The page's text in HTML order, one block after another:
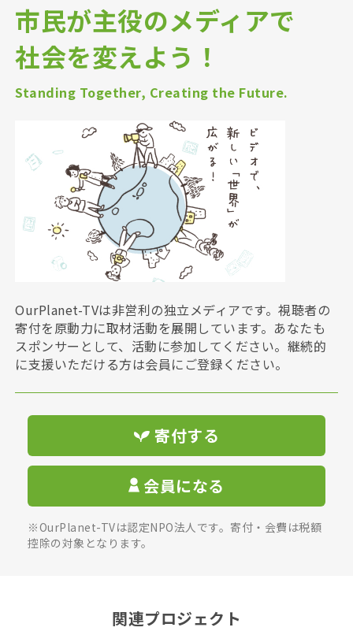
市民が主役のメディアで
社会を変えよう！
Standing Together, Creating the Future.
OurPlanet-TVは非営利の独立メディアです。視聴者の
寄付を原動力に取材活動を展開しています。あなたも
スポンサーとして、活動に参加してください。継続的
に支援いただける方は会員にご登録ください。
寄付する
会員になる
※OurPlanet-TVは認定NPO法人です。寄付・会費は税額
控除の対象となります。
関連プロジェクト